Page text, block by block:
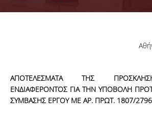
ΑΠΟΤΕΛΕΣΜΑΤΑ ΤΗΣ
ΕΝΔΙΑΦΕΡΟΝΤΟΣ ΓΙΑ ΤΗΝ ΥΠΟΒΟΛΗ
ΣΥΜΒΑΣΗΣ ΕΡΓΟΥ ΜΕ ΑΡ. ΠΡΩΤ. 1807/